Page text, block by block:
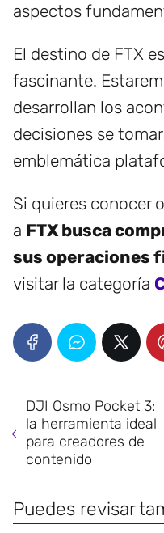
aspectos
El destino de FTX
fascinante.
desarrollan los
decisiones se
emblemática
Si quieres conocer
a FTX busca
sus operaciones
visitar la categoría
DJI Osmo Pocket 3:
la herramienta ideal
para creadores de
contenido
Puedes revisar